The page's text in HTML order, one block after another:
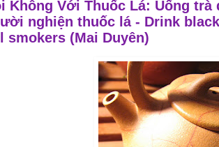
Không Với Thuốc Lá: Uống
nghiện thuốc lá - Drink
smokers (Mai Duyên)